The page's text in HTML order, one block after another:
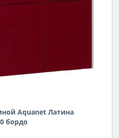
Aquanet Латина
бордо